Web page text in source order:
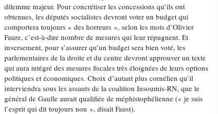
dilemme majeur. Pour concrétiser les concessions qu’ils ont
obtenues, les députés socialistes devront voter un budget qui
comportera toujours « des horreurs », selon les mots d’Olivier
Faure, c’est-à-dire nombre de mesures qui leur répugnent. Et
inversement, pour s’assurer qu’un budget sera bien voté, les
parlementaires de la droite et du centre devront approuver un texte
qui aura intégré des mesures fiscales très éloignées de leurs options
politiques et économiques. Choix d’autant plus cornélien qu’il
interviendra sous les assauts de la coalition Insoumis-RN, que le
général de Gaulle aurait qualifiée de méphistophélienne (« je suis
l’esprit qui dit toujours non », disait Faust).